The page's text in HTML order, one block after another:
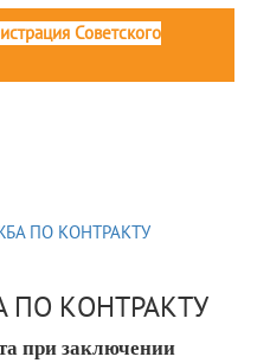
Советского
ПО КОНТРАКТУ
при заключении